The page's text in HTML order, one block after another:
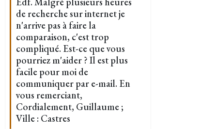
de recherche sur internet je
n'arrive pas à faire la
comparaison, c'est trop
compliqué. Est-ce que vous
pourriez m'aider ? Il est plus
facile pour moi de
communiquer par e-mail. En
vous remerciant,
Cordialement, Guillaume ;
Ville : Castres